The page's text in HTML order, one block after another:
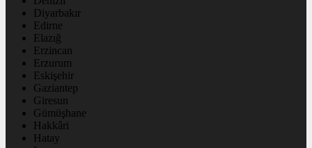
Diyarbakır
Edirne
Elazığ
Erzincan
Erzurum
Eskişehir
Gaziantep
Giresun
Gümüşhane
Hakkâri
Hatay